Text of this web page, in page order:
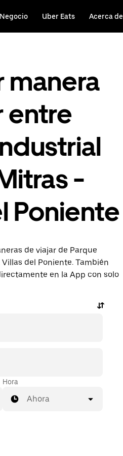
Negocio Uber Eats Acerca de
manera
entre
-
Poniente
de viajar de Parque
del Poniente. También
en la App con solo
Hora
Ahora